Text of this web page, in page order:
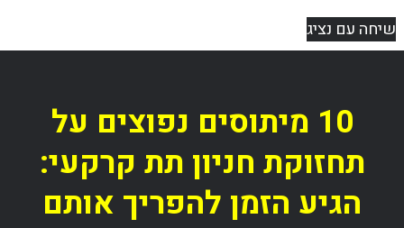
שיחה עם נציג
10 מיתוסים נפוצים על
תחזוקת חניון תת קרקעי:
הגיע הזמן להפריך אותם